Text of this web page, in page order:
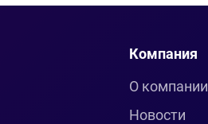
Компания
О компании
Новости